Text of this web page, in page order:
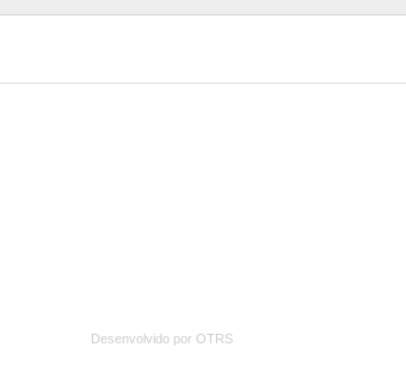
Desenvolvido por OTRS